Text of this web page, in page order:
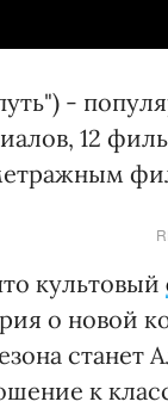
-
12
культовый
о новой
к